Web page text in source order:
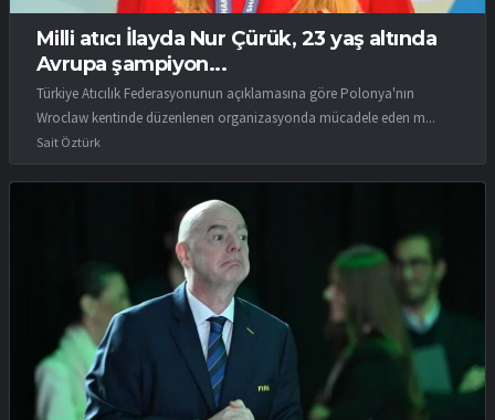
Milli atıcı İlayda Nur Çürük, 23 yaş altında
Avrupa şampiyon...
Türkiye Atıcılık Federasyonunun açıklamasına göre Polonya'nın
Wroclaw kentinde düzenlenen organizasyonda mücadele eden m...
Sait Öztürk